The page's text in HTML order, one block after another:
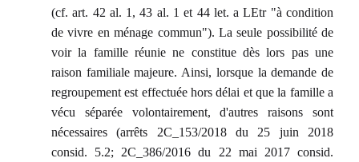
(cf. art. 42 al. 1, 43 al. 1 et 44 let. a LEtr "à condition
de vivre en ménage commun"). La seule possibilité de
voir la famille réunie ne constitue dès lors pas une
raison familiale majeure. Ainsi, lorsque la demande de
regroupement est effectuée hors délai et que la famille a
vécu séparée volontairement, d'autres raisons sont
nécessaires (arrêts 2C_153/2018 du 25 juin 2018
consid. 5.2; 2C_386/2016 du 22 mai 2017 consid.